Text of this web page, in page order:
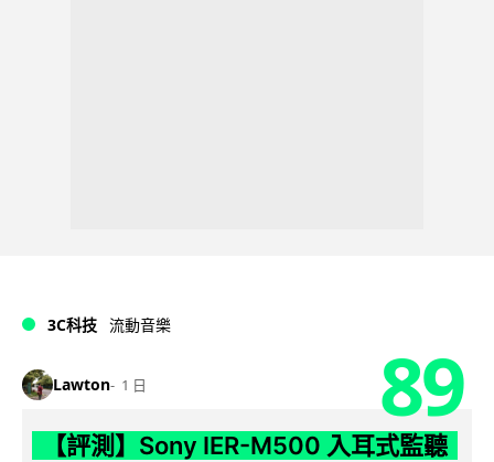
3C科技 流動音樂
Lawton 1 日 89
【評測】Sony IER-M500 入耳式監聽